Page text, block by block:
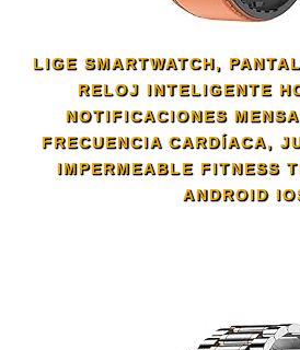
LIGE SMARTWATCH,
RELOJ INTELIGENTE
NOTIFICACIONES
FRECUENCIA CARDÍACA,
IMPERMEABLE FITNESS
ANDROID